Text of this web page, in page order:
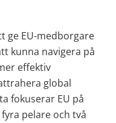
ge EU-medborgare
kunna navigera på
effektiv
global
fokuserar EU på
pelare och två